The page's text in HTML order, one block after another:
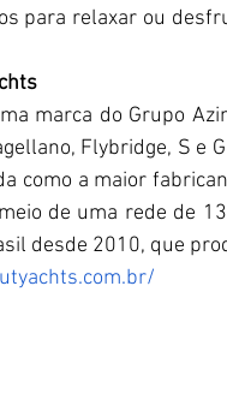
para relaxar ou
marca do Grupo
Flybridge, S e
como a maior
de uma rede de
desde 2010, que